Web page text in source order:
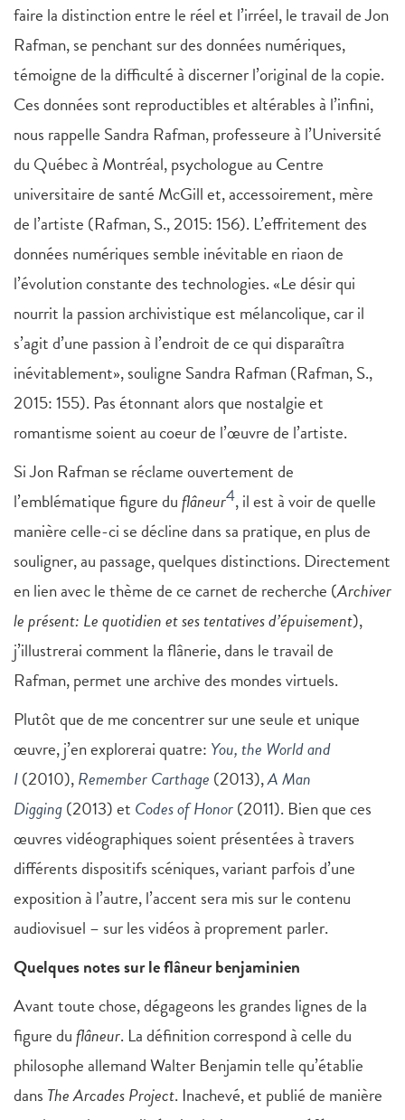
faire la distinction entre le réel et l’irréel, le travail de Jon
Rafman, se penchant sur des données numériques,
témoigne de la difficulté à discerner l’original de la copie.
Ces données sont reproductibles et altérables à l’infini,
nous rappelle Sandra Rafman, professeure à l’Université
du Québec à Montréal, psychologue au Centre
universitaire de santé McGill et, accessoirement, mère
de l’artiste (Rafman, S., 2015: 156). L’effritement des
données numériques semble inévitable en riaon de
l’évolution constante des technologies. «Le désir qui
nourrit la passion archivistique est mélancolique, car il
s’agit d’une passion à l’endroit de ce qui disparaîtra
inévitablement», souligne Sandra Rafman (Rafman, S.,
2015: 155). Pas étonnant alors que nostalgie et
romantisme soient au coeur de l’œuvre de l’artiste.
Si Jon Rafman se réclame ouvertement de
l’emblématique figure duflâneur4, il est à voir de quelle
manière celle-ci se décline dans sa pratique, en plus de
souligner, au passage, quelques distinctions. Directement
en lien avec le thème de ce carnet de recherche (Archiver
le présent: Le quotidien et ses tentatives d’épuisement),
j’illustrerai comment la flânerie, dans le travail de
Rafman, permet une archive des mondes virtuels.
Plutôt que de me concentrer sur une seule et unique
œuvre, j’en explorerai quatre: You, the World and
I(2010),Remember Carthage (2013),A Man
Digging(2013) et Codes of Honor(2011). Bien que ces
œuvres vidéographiques soient présentées à travers
différents dispositifs scéniques, variant parfois d’une
exposition à l’autre, l’accent sera mis sur le contenu
audiovisuel – sur les vidéos à proprement parler.
Quelques notes sur le flâneur benjaminien
Avant toute chose, dégageons les grandes lignes de la
figure duflâneur. La définition correspond à celle du
philosophe allemand Walter Benjamin telle qu’établie
dans TheArcades Project. Inachevé, et publié de manière